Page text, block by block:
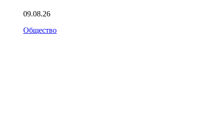
09.08.26
Общество